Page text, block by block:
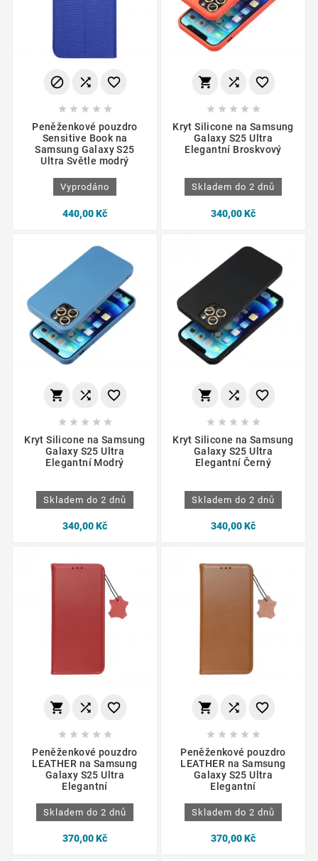
  
    
Peněženkové pouzdro
Sensitive Book na
Samsung Galaxy S25
Ultra Světle modrý
Vyprodáno
440,00 Kč
  
    
Kryt Silicone na Samsung
Galaxy S25 Ultra
Elegantní Broskvový
Skladem do 2 dnů
340,00 Kč
  
    
Kryt Silicone na Samsung
Galaxy S25 Ultra
Elegantní Modrý
Skladem do 2 dnů
340,00 Kč
  
    
Kryt Silicone na Samsung
Galaxy S25 Ultra
Elegantní Černý
Skladem do 2 dnů
340,00 Kč
  
    
Peněženkové pouzdro
LEATHER na Samsung
Galaxy S25 Ultra
Elegantní
Skladem do 2 dnů
370,00 Kč
  
    
Peněženkové pouzdro
LEATHER na Samsung
Galaxy S25 Ultra
Elegantní
Skladem do 2 dnů
370,00 Kč